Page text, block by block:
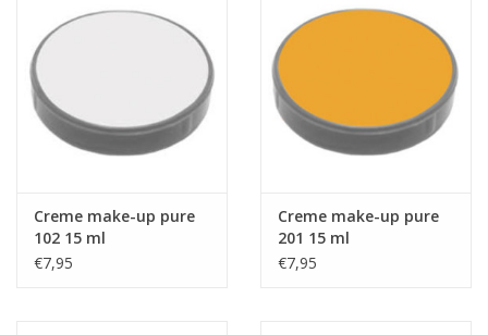
Creme make-up pure
102 15 ml
€7,95
Creme make-up pure
201 15 ml
€7,95